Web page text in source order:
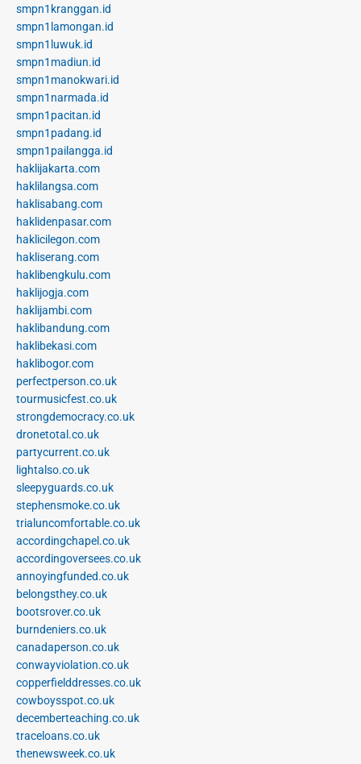
smpn1kranggan.id
smpn1lamongan.id
smpn1luwuk.id
smpn1madiun.id
smpn1manokwari.id
smpn1narmada.id
smpn1pacitan.id
smpn1padang.id
smpn1pailangga.id
haklijakarta.com
haklilangsa.com
haklisabang.com
haklidenpasar.com
haklicilegon.com
hakliserang.com
haklibengkulu.com
haklijogja.com
haklijambi.com
haklibandung.com
haklibekasi.com
haklibogor.com
perfectperson.co.uk
tourmusicfest.co.uk
strongdemocracy.co.uk
dronetotal.co.uk
partycurrent.co.uk
lightalso.co.uk
sleepyguards.co.uk
stephensmoke.co.uk
trialuncomfortable.co.uk
accordingchapel.co.uk
accordingoversees.co.uk
annoyingfunded.co.uk
belongsthey.co.uk
bootsrover.co.uk
burndeniers.co.uk
canadaperson.co.uk
conwayviolation.co.uk
copperfielddresses.co.uk
cowboysspot.co.uk
decemberteaching.co.uk
traceloans.co.uk
thenewsweek.co.uk